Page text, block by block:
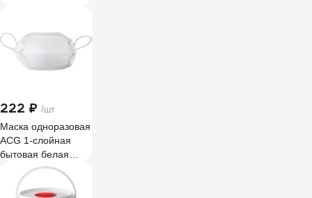
222 ₽ /шт
Маска одноразовая
ACG 1-слойная
бытовая белая
(уп/5шт) 1015531